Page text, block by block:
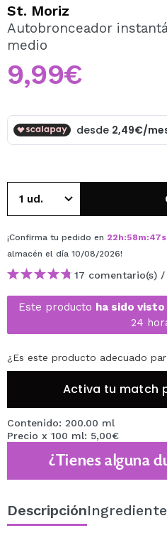
Al crear una cuenta en
tus compras rápidamente,
St. Moriz
Autobronceador
medio
9,99€
¡Confirma tu pedido en 22h:58m:47s
almacén el día 10/08/2026!
17 comentario(s) /
Este producto ha sido visto
24
¿Es este producto adecuado
Activa tu match
Contenido: 200.00 ml
Precio x 100 ml: 5,00€
¿Tienes alguna
Descripción